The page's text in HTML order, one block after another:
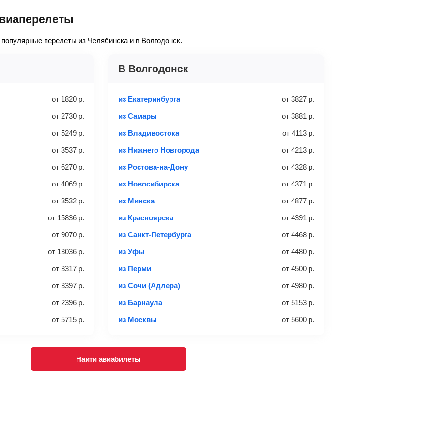
в салон самолета, не
40 см (высота)
отделение самолета.
3 места
Вес багажа
20-23 кг 40 кг
дополнительно оплачивать его в аэропорту.
внимательно проверять на официальном сайте продавца, включен ли багаж в стоимость.
и его габаритах
Для посадки потребуется только паспорт.
Найти билеты
здесь.
перелеты из Челябинска и в Волгодонск.
от 1820 р.
от 2730 р.
от 5249 р.
от 3537 р.
от 6270 р.
от 4069 р.
от 3532 р.
от 15836 р.
от 9070 р.
от 13036 р.
от 3317 р.
от 3397 р.
от 2396 р.
от 5715 р.
В Волгодонск
из Екатеринбурга от 3827 р.
из Самары от 3881 р.
из Владивостока от 4113 р.
из Нижнего Новгорода от 4213 р.
из Ростова-на-Дону от 4328 р.
из Новосибирска от 4371 р.
из Минска от 4877 р.
из Красноярска от 4391 р.
из Санкт-Петербурга от 4468 р.
из Уфы от 4480 р.
из Перми от 4500 р.
из Сочи (Адлера) от 4980 р.
из Барнаула от 5153 р.
из Москвы от 5600 р.
Найти авиабилеты